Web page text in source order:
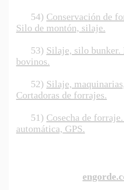
54) Conservación de
Silo de montón, silaje.
53) Silaje, silo bunker.
bovinos.
52) Silaje,
Cortadoras de forrajes.
51) Cosecha de
automática, GPS.